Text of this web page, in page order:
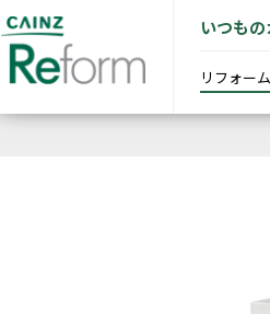
いつも
リフォー